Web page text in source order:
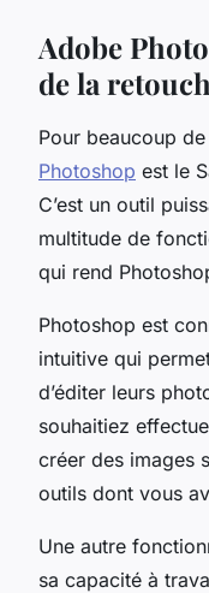
Adobe
de la
Pour beaucoup
Photoshop est le
C’est un outil
multitude de
qui rend
Photoshop est
intuitive qui
d’éditer leurs
souhaitiez
créer des images
outils dont vous
Une autre
sa capacité à